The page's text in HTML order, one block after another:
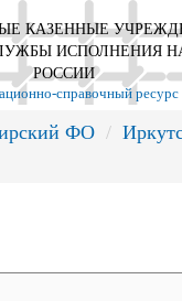
КАЗЕННЫЕ
ИСПОЛНЕНИЯ
РОССИИ
справочный ресурс
ФО